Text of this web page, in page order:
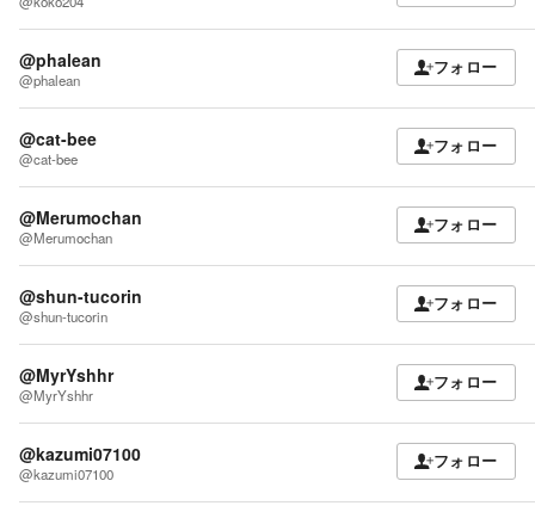
@phalean
@phalean
フォロー
@cat-bee
@cat-bee
フォロー
@Merumochan
@Merumochan
フォロー
@shun-tucorin
@shun-tucorin
フォロー
@MyrYshhr
@MyrYshhr
フォロー
@kazumi07100
@kazumi07100
フォロー